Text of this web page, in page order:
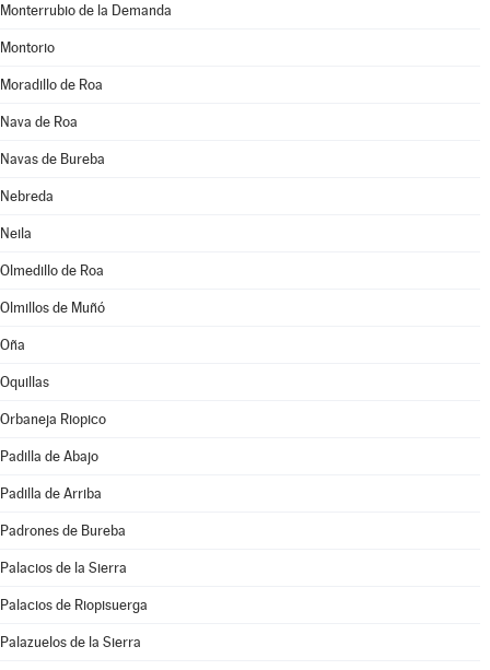
Monterrubio de la Demanda
Montorio
Moradillo de Roa
Nava de Roa
Navas de Bureba
Nebreda
Neila
Olmedillo de Roa
Olmillos de Muñó
Oña
Oquillas
Orbaneja Riopico
Padilla de Abajo
Padilla de Arriba
Padrones de Bureba
Palacios de la Sierra
Palacios de Riopisuerga
Palazuelos de la Sierra